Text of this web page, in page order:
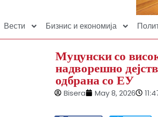
Вести Бизнис и економија
Муцунски со
надворешно
одбрана со ЕУ
Bisera May 8, 2026